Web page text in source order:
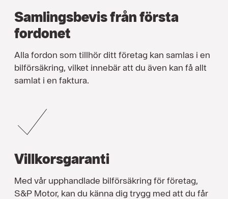
Samlingsbevis från första
fordonet
Alla fordon som tillhör ditt företag kan samlas i en
bilförsäkring, vilket innebär att du även kan få allt
samlat i en faktura.
Villkorsgaranti
Med vår upphandlade bilförsäkring för företag,
S&P Motor, kan du känna dig trygg med att du får